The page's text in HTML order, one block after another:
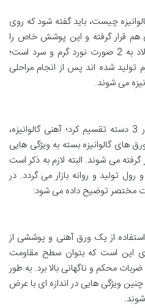
چیست، باید گفته شود که روی
قرار گرفته و این پوشش خاص را
تشکیل می‌ دهند. شکل تولید فولاد به 2 صورت نورد گرم و سرد است؛
تولید شده‌ اند پس از انجام مراحلی
می‌ شوند.
انواع ورق گالوانیزه را می‌ توان در 3 دسته تقسیم کرد؛ آهنی گالوانیزه،
های گالوانیزه بسته به ویژگی هایی
می شوند. البته لازم به ذکر است
تولید و روانه بازار می گردد. در
مختصر توضیح داده می شود:
از یک ورق آهنی و پوششی از
این است که بتوان سطح مقاومت
محکم و ناگهانی بالا برد. به‌ طور
ویژگی‌ هایی در اندازه‌ ای با عرض